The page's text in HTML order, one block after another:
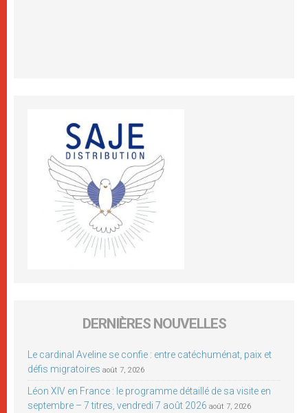
DERNIÈRES NOUVELLES
Le cardinal Aveline se confie : entre catéchuménat, paix et
défis migratoires août 7, 2026
Léon XIV en France : le programme détaillé de sa visite en
septembre – 7 titres, vendredi 7 août 2026 août 7, 2026